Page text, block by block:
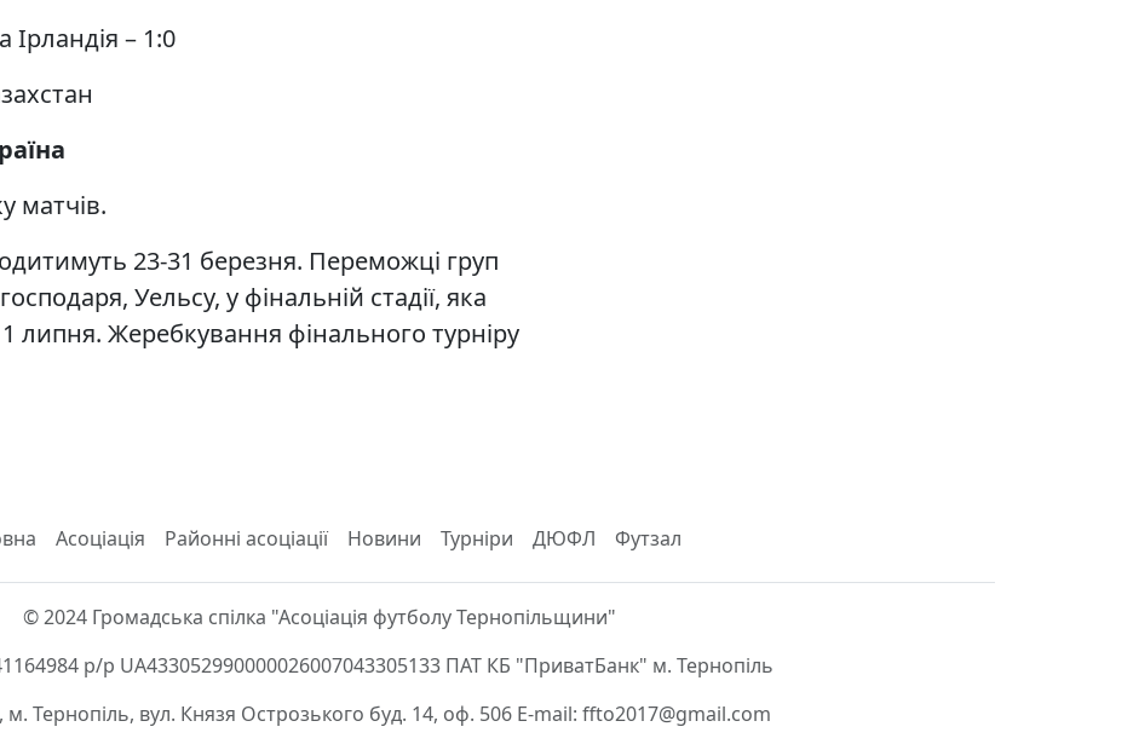
Ірландія – 1:0
матчів.
23-31 березня. Переможці груп
Уельсу, у фінальній стадії, яка
липня. Жеребкування фінального турніру
Асоціація Районні асоціації Новини Турніри ДЮФЛ Футзал
© 2024 Громадська спілка "Асоціація футболу Тернопільщини"
р/р UA433052990000026007043305133 ПАТ КБ "ПриватБанк" м. Тернопіль
м. Тернопіль, вул. Князя Острозького буд. 14, оф. 506 E-mail: ffto2017@gmail.com